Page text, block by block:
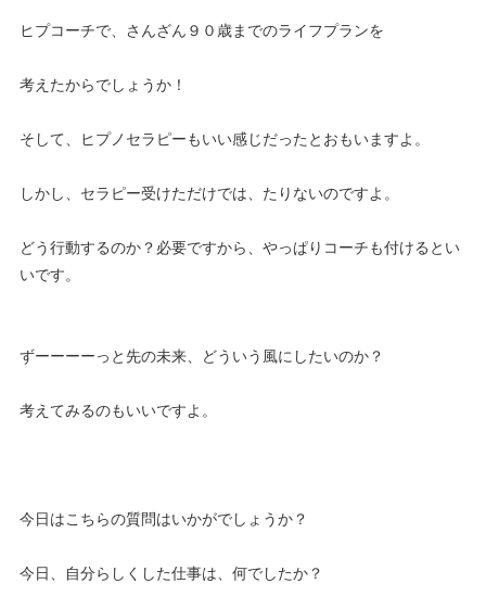
ヒプコーチで、さんざん９０歳までのライフプランを
考えたからでしょうか！
そして、ヒプノセラピーもいい感じだったとおもいますよ。
しかし、セラピー受けただけでは、たりないのですよ。
どう行動するのか？必要ですから、やっぱりコーチも付けるとい
いです。
ずーーーーっと先の未来、どういう風にしたいのか？
考えてみるのもいいですよ。
今日はこちらの質問はいかがでしょうか？
今日、自分らしくした仕事は、何でしたか？